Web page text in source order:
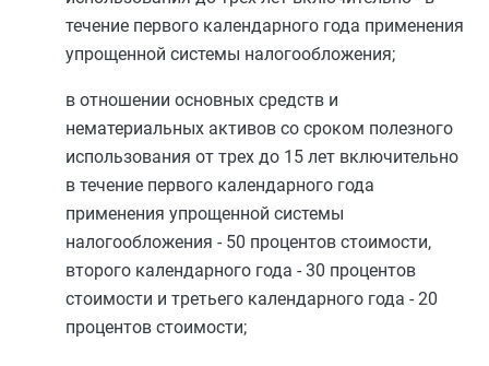
течение первого календарного года применения
упрощенной системы налогообложения;
в отношении основных средств и
нематериальных активов со сроком полезного
использования от трех до 15 лет включительно
в течение первого календарного года
применения упрощенной системы
налогообложения - 50 процентов стоимости,
второго календарного года - 30 процентов
стоимости и третьего календарного года - 20
процентов стоимости;